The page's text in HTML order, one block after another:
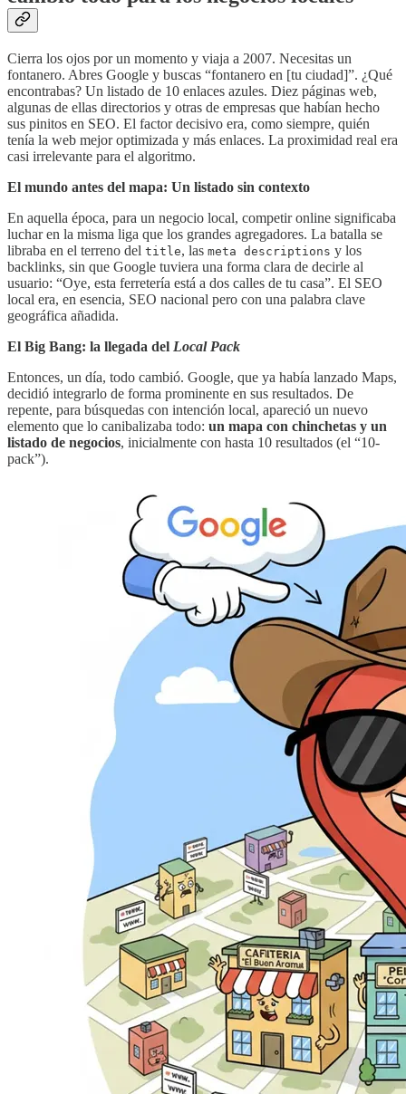
Cierra los ojos por un momento y viaja a 2007. Necesitas un
fontanero. Abres Google y buscas “fontanero en [tu ciudad]”. ¿Qué
encontrabas? Un listado de 10 enlaces azules. Diez páginas web,
algunas de ellas directorios y otras de empresas que habían hecho
sus pinitos en SEO. El factor decisivo era, como siempre, quién
tenía la web mejor optimizada y más enlaces. La proximidad real era
casi irrelevante para el algoritmo.
El mundo antes del mapa: Un listado sin contexto
En aquella época, para un negocio local, competir online significaba
luchar en la misma liga que los grandes agregadores. La batalla se
libraba en el terreno del title, las meta descriptions y los
backlinks, sin que Google tuviera una forma clara de decirle al
usuario: “Oye, esta ferretería está a dos calles de tu casa”. El SEO
local era, en esencia, SEO nacional pero con una palabra clave
geográfica añadida.
El Big Bang: la llegada del Local Pack
Entonces, un día, todo cambió. Google, que ya había lanzado Maps,
decidió integrarlo de forma prominente en sus resultados. De
repente, para búsquedas con intención local, apareció un nuevo
elemento que lo canibalizaba todo: un mapa con chinchetas y un
listado de negocios, inicialmente con hasta 10 resultados (el “10-
pack”).